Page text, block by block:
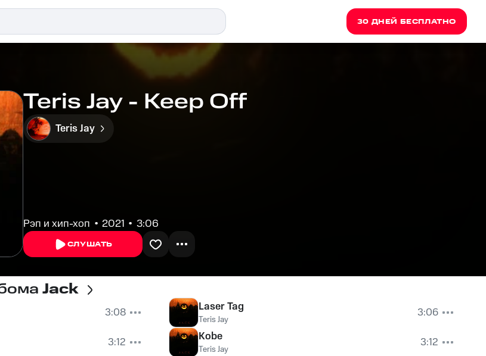
30 ДНЕЙ БЕСПЛАТНО
Teris Jay - Keep Off
Teris Jay
Рэп и хип-хоп 2021 3:06
СЛУШАТЬ
Jack
3:08
3:12
Laser Tag
Teris Jay
3:06
Kobe
Teris Jay
3:12